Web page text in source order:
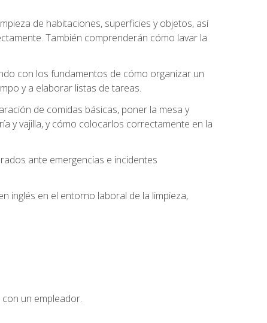
de habitaciones, superficies y objetos, así
También comprenderán cómo lavar la
con los fundamentos de cómo organizar un
y a elaborar listas de tareas.
de comidas básicas, poner la mesa y
y vajilla, y cómo colocarlos correctamente en la
ante emergencias e incidentes
inglés en el entorno laboral de la limpieza,
un empleador.